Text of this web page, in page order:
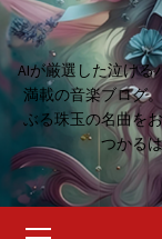
AIが厳選した泣ける
満載の音楽ブログ
ぶる珠玉の名曲を
つかる